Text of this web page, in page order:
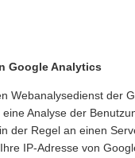
Google Analytics
Webanalysedienst der
Analyse der
der Regel an einen
IP-Adresse von